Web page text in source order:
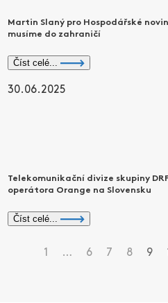
Martin Slaný pro Hospodářské
musíme do zahraničí
Číst celé...
30.06.2025
Telekomunikační divize skupiny
operátora Orange na Slovensku
Číst celé...
1 … 6 7 8 9